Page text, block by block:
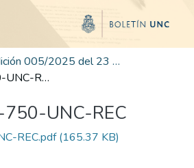
Edición 005/2025 del 23 de junio de 2025
RHCS-2025-750-UNC-REC
UNC-REC
REC.pdf(165.37 KB)